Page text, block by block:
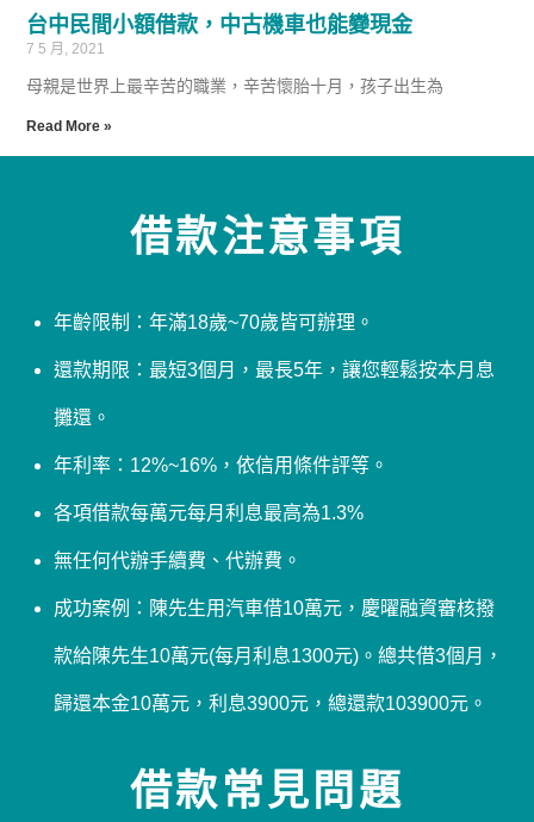
台中民間小額借款，中古機車也能變現金
7 5 月, 2021
母親是世界上最辛苦的職業，辛苦懷胎十月，孩子出生為
Read More »
借款注意事項
年齡限制：年滿18歲~70歲皆可辦理。
還款期限：最短3個月，最長5年，讓您輕鬆按本月息
攤還。
年利率：12%~16%，依信用條件評等。
各項借款每萬元每月利息最高為1.3%
無任何代辦手續費、代辦費。
成功案例：陳先生用汽車借10萬元，慶曜融資審核撥
款給陳先生10萬元(每月利息1300元)。總共借3個月，
歸還本金10萬元，利息3900元，總還款103900元。
借款常見問題